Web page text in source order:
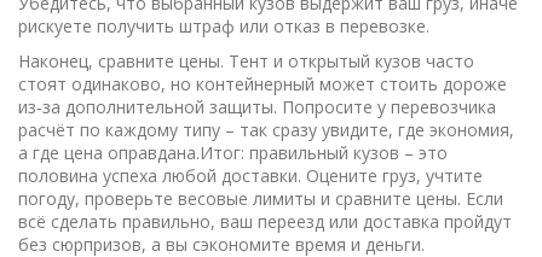
рискуете получить штраф или отказ в перевозке.
Наконец, сравните цены. Тент и открытый кузов часто
стоят одинаково, но контейнерный может стоить дороже
из‑за дополнительной защиты. Попросите у перевозчика
расчёт по каждому типу – так сразу увидите, где экономия,
а где цена оправдана.Итог: правильный кузов – это
половина успеха любой доставки. Оцените груз, учтите
погоду, проверьте весовые лимиты и сравните цены. Если
всё сделать правильно, ваш переезд или доставка пройдут
без сюрпризов, а вы сэкономите время и деньги.